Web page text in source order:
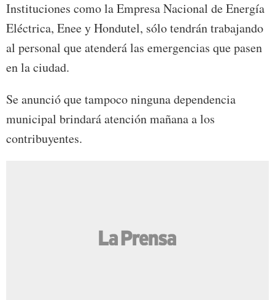
Instituciones como la Empresa Nacional de Energía
Eléctrica, Enee y Hondutel, sólo tendrán trabajando
al personal que atenderá las emergencias que pasen
en la ciudad.
Se anunció que tampoco ninguna dependencia
municipal brindará atención mañana a los
contribuyentes.